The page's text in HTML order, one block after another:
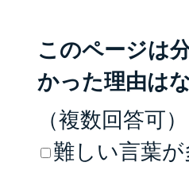
このページは
かった理由は
（複数回答可）
難しい言葉が